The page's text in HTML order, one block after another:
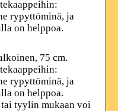
rypyttöminä, ja
on helppoa.
75 cm.
rypyttöminä, ja
on helppoa.
tyylin mukaan voi